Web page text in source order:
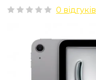
0 відгуків